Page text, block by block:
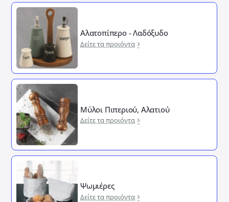
Αλατοπίπερο - Λαδόξυδο
Δείτε τα προιόντα
Μύλοι Πιπεριού, Αλατιού
Δείτε τα προιόντα
Ψωμιέρες
Δείτε τα προιόντα